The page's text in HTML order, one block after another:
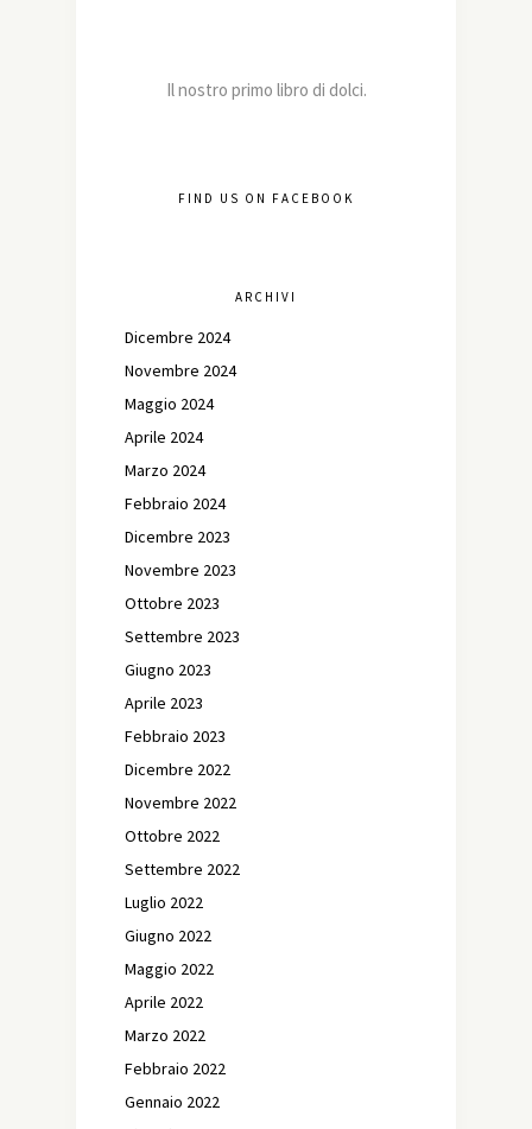
Il nostro primo libro di dolci.
FIND US ON FACEBOOK
ARCHIVI
Dicembre 2024
Novembre 2024
Maggio 2024
Aprile 2024
Marzo 2024
Febbraio 2024
Dicembre 2023
Novembre 2023
Ottobre 2023
Settembre 2023
Giugno 2023
Aprile 2023
Febbraio 2023
Dicembre 2022
Novembre 2022
Ottobre 2022
Settembre 2022
Luglio 2022
Giugno 2022
Maggio 2022
Aprile 2022
Marzo 2022
Febbraio 2022
Gennaio 2022